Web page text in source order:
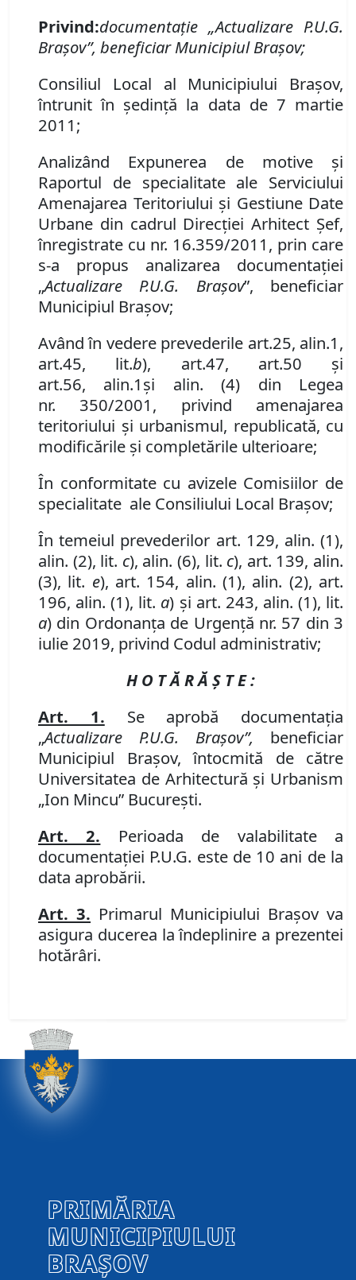
Privind:documentaţie „Actualizare P.U.G.
Braşov”, beneficiar Municipiul Braşov;
Consiliul Local al Municipiului Braşov,
întrunit în şedinţă la data de 7 martie
2011;
Analizând Expunerea de motive şi
Raportul de specialitate ale Serviciului
Amenajarea Teritoriului şi Gestiune Date
Urbane din cadrul Direcţiei Arhitect Şef,
înregistrate cu nr. 16.359/2011, prin care
s-a propus analizarea documentaţiei
„Actualizare P.U.G. Braşov”, beneficiar
Municipiul Braşov;
Având în vedere prevederile art.25, alin.1,
art.45, lit.b), art.47, art.50 şi
art.56, alin.1şi alin. (4) din Legea
nr. 350/2001, privind amenajarea
teritoriului şi urbanismul, republicată, cu
modificările și completările ulterioare;
În conformitate cu avizele Comisiilor de
specialitate ale Consiliului Local Brașov;
În temeiul prevederilor art. 129, alin. (1),
alin. (2), lit. c), alin. (6), lit. c), art. 139, alin.
(3), lit. e), art. 154, alin. (1), alin. (2), art.
196, alin. (1), lit. a) și art. 243, alin. (1), lit.
a) din Ordonanța de Urgență nr. 57 din 3
iulie 2019, privind Codul administrativ;
H O T Ă R Ă Ş T E :
Art. 1. Se aprobă documentaţia
„Actualizare P.U.G. Braşov”, beneficiar
Municipiul Braşov, întocmită de către
Universitatea de Arhitectură şi Urbanism
„Ion Mincu” Bucureşti.
Art. 2. Perioada de valabilitate a
documentaţiei P.U.G. este de 10 ani de la
data aprobării.
Art. 3. Primarul Municipiului Braşov va
asigura ducerea la îndeplinire a prezentei
hotărâri.
PRIMĂRIA
MUNICIPIULUI
BRAȘOV